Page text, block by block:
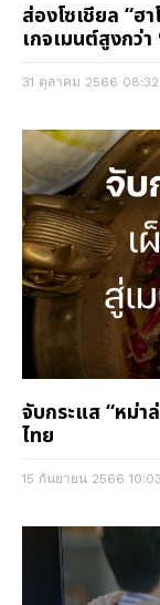
ส่องโซเชียล “ฮ
เกจเมนต์สูงกว่
31 ตุลาคม 2566 08:32
จับกระแส “หม่า
ไทย
15 กันยายน 2566 10:03